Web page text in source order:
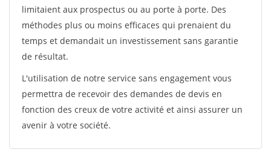
limitaient aux prospectus ou au porte à porte. Des
méthodes plus ou moins efficaces qui prenaient du
temps et demandait un investissement sans garantie
de résultat.
L'utilisation de notre service sans engagement vous
permettra de recevoir des demandes de devis en
fonction des creux de votre activité et ainsi assurer un
avenir à votre société.